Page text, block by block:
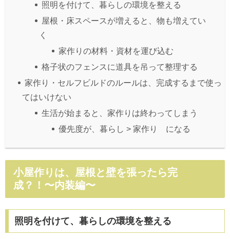
照明を付けて、暮らしの環境を整える
屋根・床スペースが増えると、物も増えてい
く
家作りの材料・資材を運び込む
格子状のフェンスに道具を吊って整理する
家作り・セルフビルドのルールは、完成するまで使っ
てはいけない
生活が始まると、家作りは終わってしまう
優先度が、暮らし > 家作り になる
小屋作りは、屋根と壁を張ったら完
成？！〜内装編〜
照明を付けて、暮らしの環境を整える